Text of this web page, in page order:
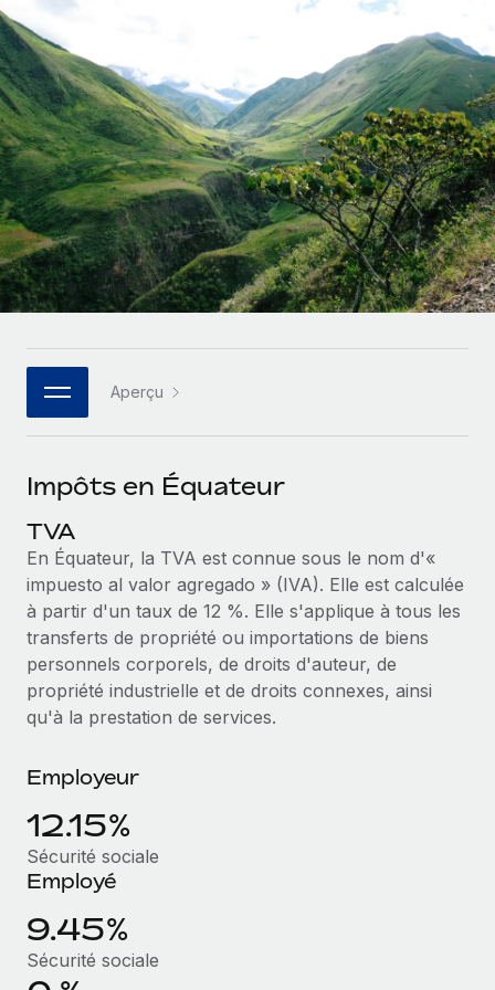
Intégrez et gérez vos freelances partout dans le monde
PEO
Sous-traitez les opérations complexes liées à l’emploi
INFRASTRUCTURE
Intégration Remote
Intégrez vos RH aux flux de travail en toute simplicité
Plateforme
Des fonctions RH clés intégrées pour votre équipe
Connectez n'importe quel outil d’IA à Remote grâce à
notre MCP
Rationalisez vos processus avec des outils essentiels
SERVICES
Demandez aux experts
Recevez des conseils d’experts sur les RH à
l’international et la conformité
Contrôles d’antécédents
Simplifiez vos processus de présélection des
Gardez un temps d’avance sur les risques en
matière de conformité
Achetez et suivez vos équipements informatiques
dans le monde entier
Examinez notre service par rapport aux autres
CROISSANCE
Start-ups
Des solutions agiles et internationales pour les RH et la
paie des entreprises en pleine croissance
Entreprises intermédiaires
Développez vos équipes avec des solutions RH sur
mesure
Entreprise
Les RH à l’international pour les grandes entreprises
Partenaires stratégiques de la tech
Devenir partenaire
Explorez avec nous vos opportunités de partenariat
Conseil en intégrations et automatisations assistées par
l’IA
ses effectifs de 120 % avec Remote
Weaviate en bref Weaviate crée des infrastructures open
source et AI-first. Sa mission est...
En savoir plus
Calculateur de paiement des freelances
Découvrez les devises disponibles et les vitesses de
paiement pour vos freelances internationaux
APPRENDRE AVEC REMOTE
Recherche et guides
Études de cas
Checklists et modèles
Descriptions de postes
Événements
Salle de presse
Données sur les salaires et les talents
Centre de ressources
Obtenir de l’aide
Voir toutes les ressources
Paie multipays
EOR et PEO
Gestion des freelances
Taxes
Nederlands
Français
Deutsch
Español
Italiano
Português (Portugal)
日本語
한국어
Aperçu
Impôts en Équateur
TVA
En Équateur, la TVA est connue sous le nom d'«
impuesto al valor agregado » (IVA). Elle est calculée
à partir d'un taux de 12 %. Elle s'applique à tous les
transferts de propriété ou importations de biens
personnels corporels, de droits d'auteur, de
propriété industrielle et de droits connexes, ainsi
qu'à la prestation de services.
Employeur
12.15%
Sécurité sociale
Employé
9.45%
Sécurité sociale